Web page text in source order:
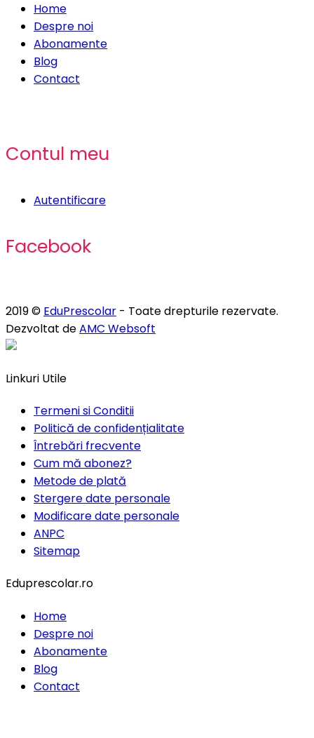
Home
Despre noi
Abonamente
Blog
Contact
Contul meu
Autentificare
Facebook
2019 © EduPrescolar - Toate drepturile rezervate.
Dezvoltat deAMC Websoft
Linkuri Utile
Termeni si Conditii
Politică de confidențialitate
Întrebări frecvente
Cum mă abonez?
Metode de plată
Stergere date personale
Modificare date personale
ANPC
Sitemap
Eduprescolar.ro
Home
Despre noi
Abonamente
Blog
Contact